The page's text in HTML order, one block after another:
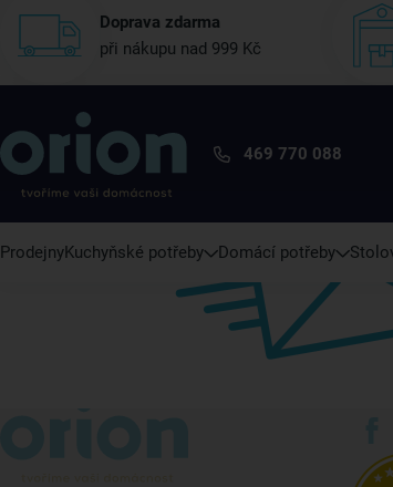
Doprava zdarma
při nákupu nad 999 Kč
469 770 088
ProdejnyKuchyňské potřeby Domácí potřeby